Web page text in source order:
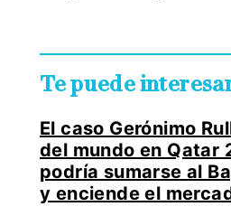
Te puede
El caso Gerónimo
del mundo en Qatar
podría sumarse al
y enciende el